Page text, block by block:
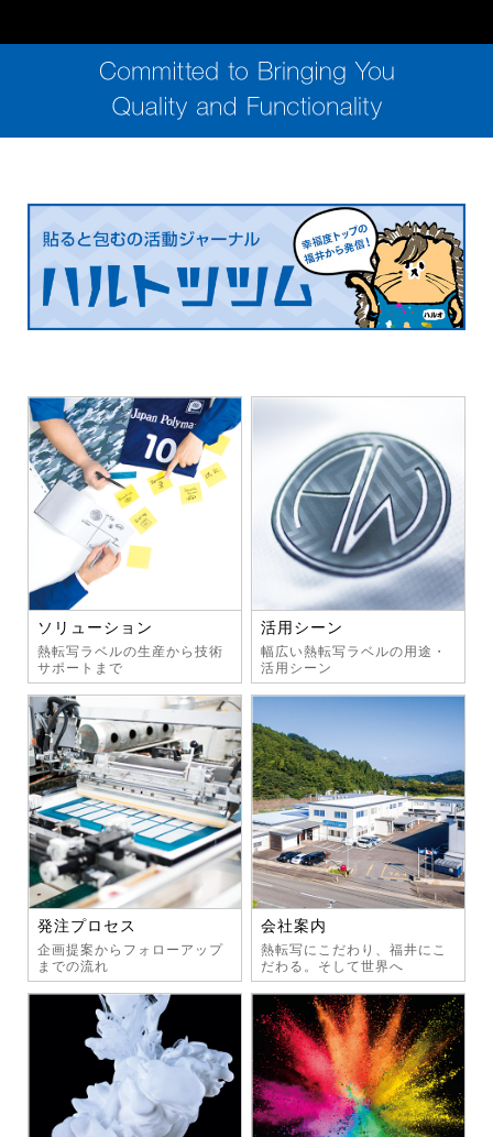
ソリューション
熱転写ラベルの生産から技術
サポートまで
活用シーン
幅広い熱転写ラベルの用途・
活用シーン
発注プロセス
企画提案からフォローアップ
までの流れ
会社案内
熱転写にこだわり、福井にこ
だわる。そして世界へ